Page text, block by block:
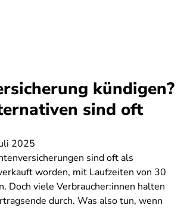
kündigen?
sind oft
2025
sind oft als
worden, mit Laufzeiten von 30
Doch viele Verbraucher:innen halten
durch. Was also tun, wenn